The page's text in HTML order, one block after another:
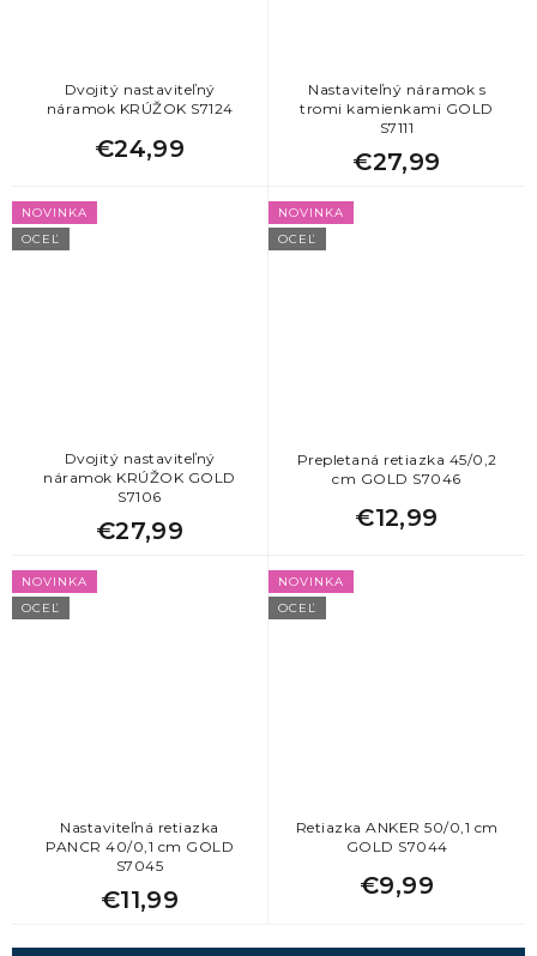
Dvojitý nastaviteľný
náramok KRÚŽOK S7124
€24,99
Nastaviteľný náramok s
tromi kamienkami GOLD
S7111
€27,99
NOVINKA
OCEĽ
Dvojitý nastaviteľný
náramok KRÚŽOK GOLD
S7106
€27,99
NOVINKA
OCEĽ
Prepletaná retiazka 45/0,2
cm GOLD S7046
€12,99
NOVINKA
OCEĽ
Nastaviteľná retiazka
PANCR 40/0,1 cm GOLD
S7045
€11,99
NOVINKA
OCEĽ
Retiazka ANKER 50/0,1 cm
GOLD S7044
€9,99